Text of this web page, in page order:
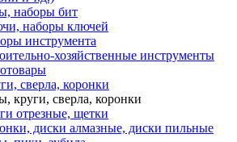
наборы бит
наборы ключей
инструмента
хозяйственные инструменты
сверла, коронки
круги, сверла, коронки
отрезные, щетки
диски алмазные, диски пильные